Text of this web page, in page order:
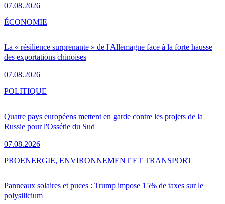
07.08.2026
La « résilience surprenante » de l'Allemagne face à la forte hausse
des exportations chinoises
07.08.2026
ÉCONOMIE
Quatre pays européens mettent en garde contre les projets de la
Russie pour l'Ossétie du Sud
07.08.2026
POLITIQUE
Panneaux solaires et puces : Trump impose 15% de taxes sur le
polysilicium
PROENERGIE, ENVIRONNEMENT ET TRANSPORT